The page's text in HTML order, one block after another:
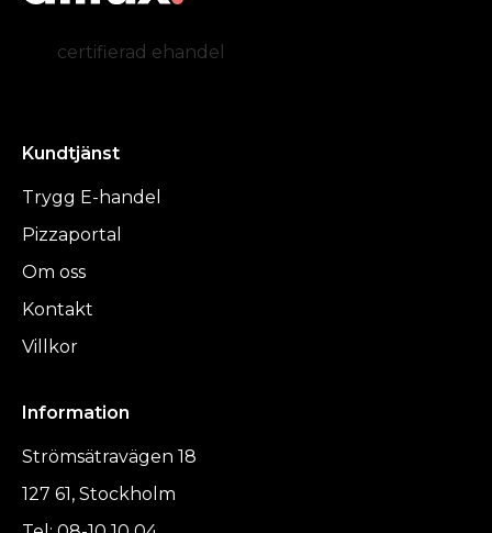
certifierad ehandel
Kundtjänst
Trygg E-handel
Pizzaportal
Om oss
Kontakt
Villkor
Information
Strömsätravägen 18
127 61, Stockholm